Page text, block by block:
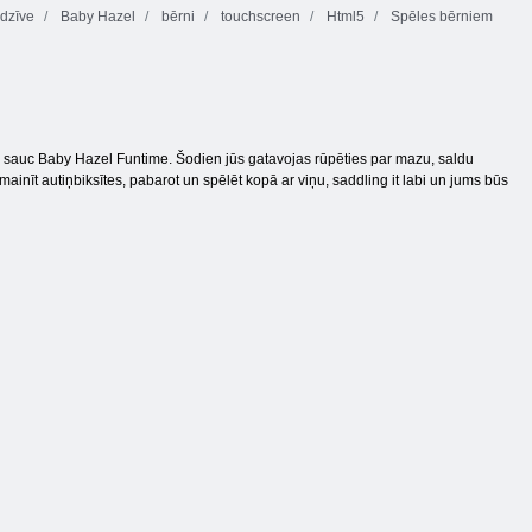
Baby Hazel bērni touchscreen Html5
Spēles bērniem
Baby Hazel Funtime. Šodien jūs gatavojas rūpēties par mazu, saldu
autiņbiksītes, pabarot un spēlēt kopā ar viņu, saddling it labi un jums būs